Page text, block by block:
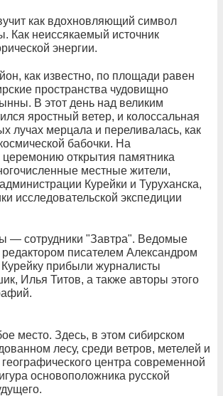
как вдохновляющий символ
Как неиссякаемый источник
энергии.
как известно, по площади равен
пространства чудовищно
В этот день над великим
яростный ветер, и колоссальная
лучах мерцала и переливалась, как
бабочки. На
открытия памятника
местные жители,
Курейки и Туруханска,
исследовательской экспедиции
— сотрудники "Завтра". Ведомые
писателем Александром
прибыли журналисты
Илья Титов, а также авторы этого
место. Здесь, в этом сибирском
лесу, среди ветров, метелей и
центра современной
основоположника русской